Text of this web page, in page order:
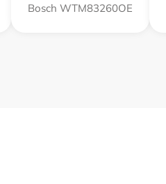
Bosch WTM83260OE